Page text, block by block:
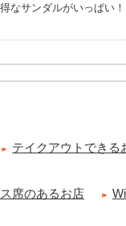
なサンダルがいっぱい
契約 】 冷え性改善協会
テイクアウトできる
席のあるお店